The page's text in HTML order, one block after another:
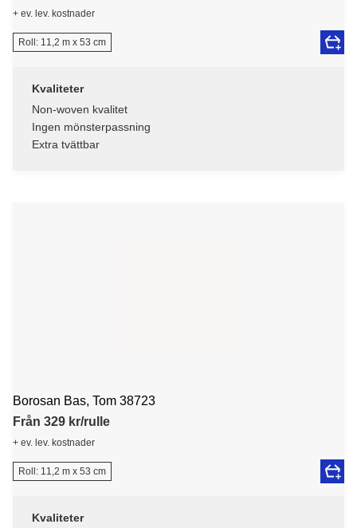
+ ev. lev. kostnader
Roll: 11,2 m x 53 cm
Kvaliteter
Non-woven kvalitet
Ingen mönsterpassning
Extra tvättbar
Borosan Bas, Tom 38723
Från 329 kr/rulle
+ ev. lev. kostnader
Roll: 11,2 m x 53 cm
Kvaliteter